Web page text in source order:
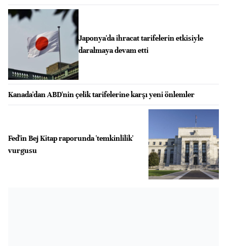
Japonya'da ihracat tarifelerin etkisiyle
daralmaya devam etti
Kanada'dan ABD'nin çelik tarifelerine karşı yeni önlemler
Fed'in Bej Kitap raporunda 'temkinlilik'
vurgusu